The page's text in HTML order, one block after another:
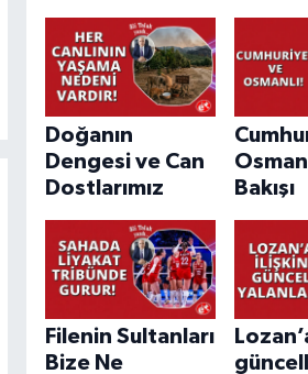
Doğanın
Dengesi ve Can
Dostlarımız
Bakışı
Filenin Sultanları
Bize Ne